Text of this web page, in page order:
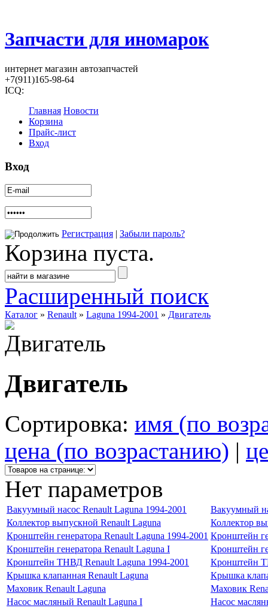
Запчасти для иномарок
интернет магазин автозапчастей
+7(911)165-98-64
ICQ:
Главная Новости
Корзина
Прайс-лист
Вход
Вход
Регистрация | Забыли пароль?
Корзина пуста.
Расширенный поиск
Каталог » Renault » Laguna 1994-2001 » Двигатель
Двигатель
Сортировка: имя (по
цена (по возрастанию) |
Нет параметров
Вакуумный насос Renault Laguna 1994-2001
Вакуумный
Коллектор выпускной Renault Laguna
Коллектор
Кронштейн генератора Renault Laguna 1994-2001 Кронштейн
Кронштейн генератора Renault Laguna I
Кронштейн
Кронштейн ТНВД Renault Laguna 1994-2001
Кронштейн
Крышка клапанная Renault Laguna
Крышка
Маховик Renault Laguna
Маховик
Насос масляный Renault Laguna I
Насос